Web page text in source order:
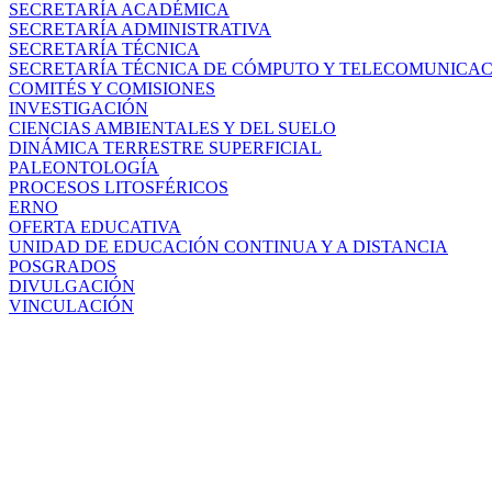
SECRETARÍA ACADÉMICA
SECRETARÍA ADMINISTRATIVA
SECRETARÍA TÉCNICA
SECRETARÍA TÉCNICA DE CÓMPUTO Y
COMITÉS Y COMISIONES
INVESTIGACIÓN
CIENCIAS AMBIENTALES Y DEL SUELO
DINÁMICA TERRESTRE SUPERFICIAL
PALEONTOLOGÍA
PROCESOS LITOSFÉRICOS
ERNO
OFERTA EDUCATIVA
UNIDAD DE EDUCACIÓN CONTINUA Y A DISTANCIA
POSGRADOS
DIVULGACIÓN
VINCULACIÓN